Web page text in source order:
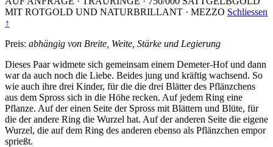
MIT ROTGOLD UND NATURBRILLANT · MEZZO Schliessen
↑
Preis: abhängig von Breite, Weite, Stärke und Legierung
Dieses Paar widmete sich gemeinsam einem Demeter-Hof und dann
war da auch noch die Liebe. Beides jung und kräftig wachsend. So
wie auch ihre drei Kinder, für die die drei Blätter des Pflänzchens
aus dem Spross sich in die Höhe recken. Auf jedem Ring eine
Pflanze. Auf der einen Seite der Spross mit Blättern und Blüte, für
die der andere Ring die Wurzel hat. Auf der anderen Seite die eigene
Wurzel, die auf dem Ring des anderen ebenso als Pflänzchen empor
sprießt.